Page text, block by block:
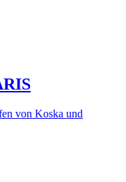
von Koska und